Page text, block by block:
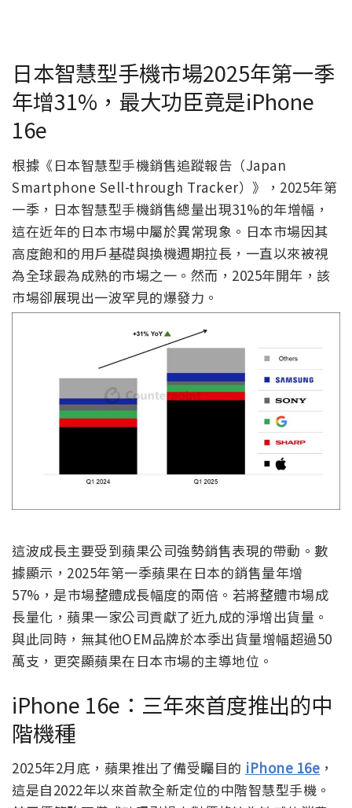
日本智慧型手機市場2025年第一季
年增31%，最大功臣竟是iPhone
16e
根據《日本智慧型手機銷售追蹤報告（Japan
Smartphone Sell-through Tracker）》，2025年第
一季，日本智慧型手機銷售總量出現31%的年增幅，
這在近年的日本市場中屬於異常現象。日本市場因其
高度飽和的用戶基礎與換機週期拉長，一直以來被視
為全球最為成熟的市場之一。然而，2025年開年，該
市場卻展現出一波罕見的爆發力。
這波成長主要受到蘋果公司強勢銷售表現的帶動。數
據顯示，2025年第一季蘋果在日本的銷售量年增
57%，是市場整體成長幅度的兩倍。若將整體市場成
長量化，蘋果一家公司貢獻了近九成的淨增出貨量。
與此同時，無其他OEM品牌於本季出貨量增幅超過50
萬支，更突顯蘋果在日本市場的主導地位。
iPhone 16e：三年來首度推出的中
階機種
2025年2月底，蘋果推出了備受矚目的 iPhone 16e ，
這是自2022年以來首款全新定位的中階智慧型手機。